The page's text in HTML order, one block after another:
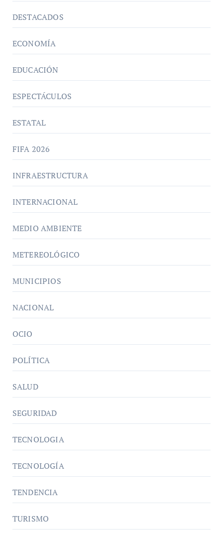
DESTACADOS
ECONOMÍA
EDUCACIÓN
ESPECTÁCULOS
ESTATAL
FIFA 2026
INFRAESTRUCTURA
INTERNACIONAL
MEDIO AMBIENTE
METEREOLÓGICO
MUNICIPIOS
NACIONAL
OCIO
POLÍTICA
SALUD
SEGURIDAD
TECNOLOGIA
TECNOLOGÍA
TENDENCIA
TURISMO